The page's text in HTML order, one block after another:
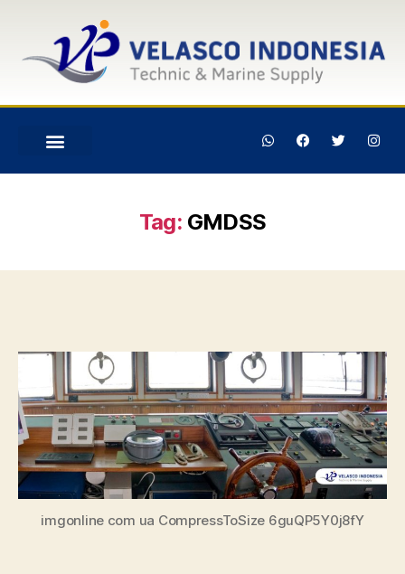
Tag: GMDSS
imgonline com ua CompressToSize 6guQP5Y0j8fY